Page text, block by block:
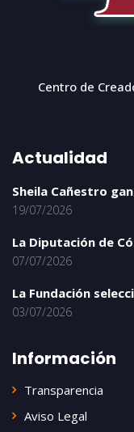
Centro de
Actualidad
Sheila Cañestro
19/07/2026
La Diputación de
07/07/2026
La Fundación
03/07/2026
Información
Transparencia
Aviso Legal